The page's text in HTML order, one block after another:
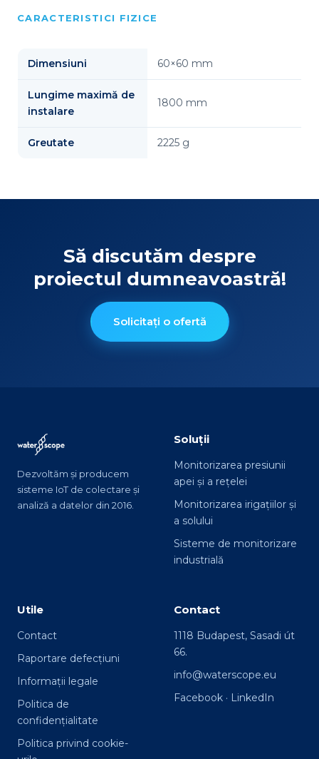
CARACTERISTICI FIZICE
Dimensiuni 60×60 mm
Lungime maximă de
instalare
1800 mm
Greutate 2225 g
Să discutăm despre
proiectul dumneavoastră!
Solicitați o ofertă
Dezvoltăm și producem
sisteme IoT de colectare și
analiză a datelor din 2016.
Soluții
Monitorizarea presiunii
apei și a rețelei
Monitorizarea irigațiilor și
a solului
Sisteme de monitorizare
industrială
Utile
Contact
Raportare defecțiuni
Informații legale
Politica de
confidențialitate
Politica privind cookie-
Contact
1118 Budapest, Sasadi út
66.
info@waterscope.eu
Facebook · LinkedIn